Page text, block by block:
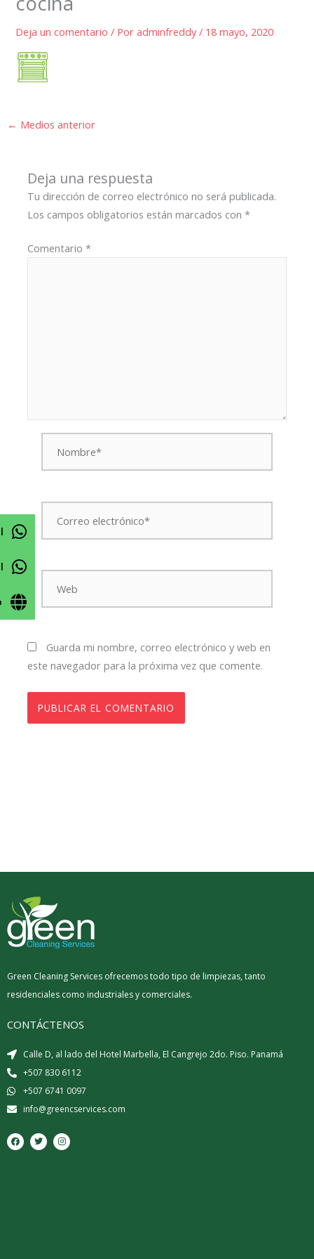
Deja un comentario / Poradminfreddy/ 18 mayo, 2020
← Medios anterior
Deja una respuesta
Tu dirección de correo electrónico no será publicada.
Los campos obligatorios están marcados con*
Comentario*
Nombre*
Correo
electrónico*
Web
Guarda mi nombre, correo electrónico y web en
este navegador para la próxima vez que comente.
Green Cleaning Services ofrecemos todo tipo de limpiezas, tanto
residenciales como industriales y comerciales.
CONTÁCTENOS
Calle D, al lado del Hotel Marbella, El Cangrejo 2do. Piso. Panamá
+507 830 6112
+507 6741 0097
info@greencservices.com
F
a
c
T
w
i
I
n
s